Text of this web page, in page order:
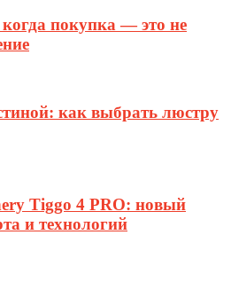
покупка — это не
как выбрать люстру
Tiggo 4 PRO: новый
и технологий